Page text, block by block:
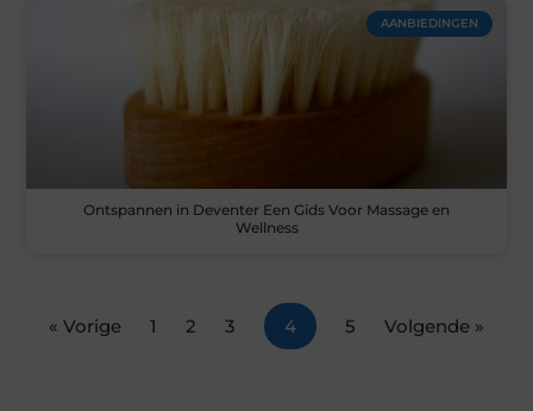
AANBIEDINGEN
Ontspannen in Deventer Een Gids Voor Massage en
Wellness
« Vorige 1 2 3 4 5 Volgende »